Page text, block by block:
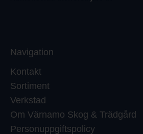
Navigation
Kontakt
Sortiment
Verkstad
Om Värnamo Skog & Trädgård
Personuppgiftspolicy